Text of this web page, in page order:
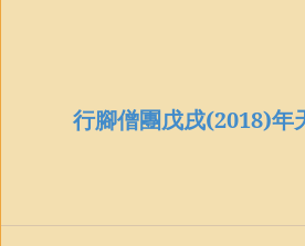
行腳僧團戊戌(2018)年